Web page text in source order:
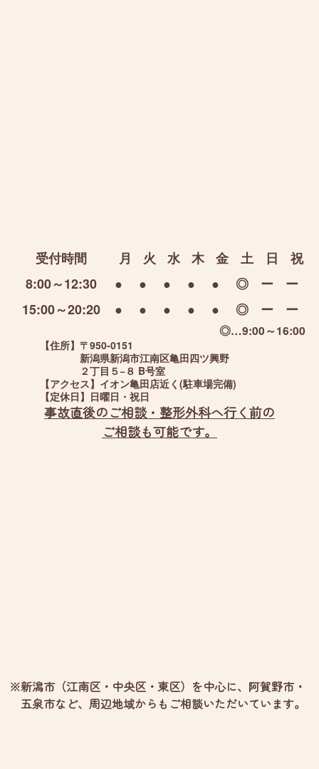
受付時間 月 火 水 木 金 土 日
祝
8:00～12:30
● ● ● ● ● ◎ ー
ー
15:00～20:20
● ● ● ● ● ◎ ー ー
◎…9:00～16:00
【住所】 〒950-0151
新潟県新潟市江南区亀田四ツ興野
２丁目５−８ B号室
【アクセス】 イオン亀田店近く(駐車場完備)
【定休日】 日曜日・祝日
事故直後のご相談・整形外科へ行く前の
ご相談も可能です。
※新潟市（江南区・中央区・東区）を中心に、阿賀野市・
五泉市など、周辺地域からもご相談いただいています。